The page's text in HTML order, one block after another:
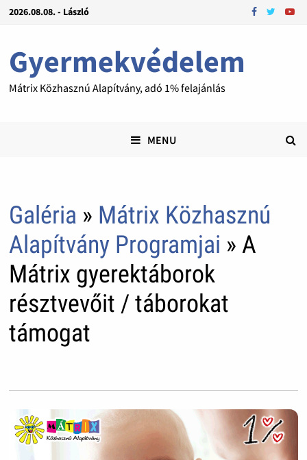
2026.08.08. - László
Gyermekvédelem
Mátrix Közhasznú Alapítvány, adó 1% felajánlás
MENU
Galéria » Mátrix Közhasznú
Alapítvány Programjai » A
Mátrix gyerektáborok
résztvevőit / táborokat
támogat